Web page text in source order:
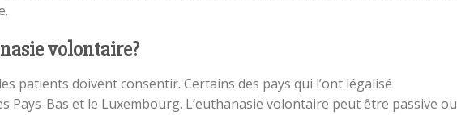
volontaire?
patients doivent consentir. Certains des pays qui l’ont légalisé
Pays-Bas et le Luxembourg. L’euthanasie volontaire peut être passive ou